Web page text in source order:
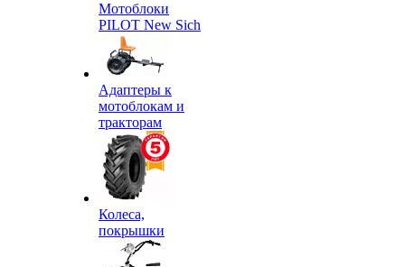
Мотоблоки
PILOT New Sich
Адаптеры к
мотоблокам и
тракторам
Колеса,
покрышки